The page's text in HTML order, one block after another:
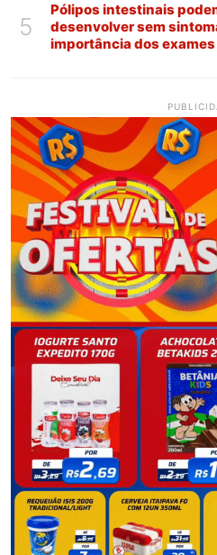
5
Pólipos intestinais
desenvolver sem
importância dos